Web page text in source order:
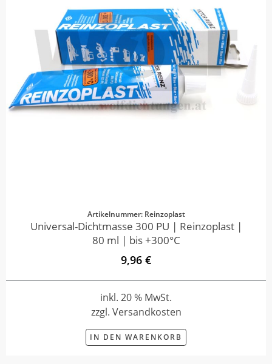
Artikelnummer: Reinzoplast
Universal-Dichtmasse 300 PU | Reinzoplast |
80 ml | bis +300°C
9,96 €
inkl. 20 % MwSt.
zzgl. Versandkosten
IN DEN WARENKORB